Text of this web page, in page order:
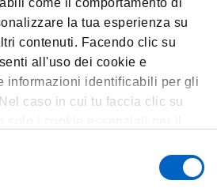
come il comportamento di
la tua esperienza su
contenuti. Facendo clic su
all'uso dei cookie e
informazioni identificabili per gli
caso in cui tu faccia clic su
il nostro sito Web. In
visualizzare, modificare o